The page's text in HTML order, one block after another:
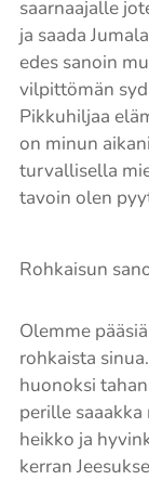
saarnaajalle
ja saada
edes sanoin
vilpittömän
Pikkuhiljaa
on minun
turvallisella
tavoin olen
Rohkaisun
Olemme
rohkaista
huonoksi
perille
heikko ja
kerran